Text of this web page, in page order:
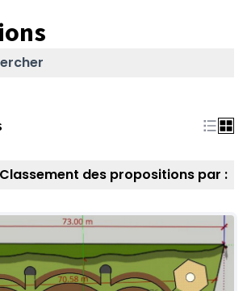
Classement des propositions par :